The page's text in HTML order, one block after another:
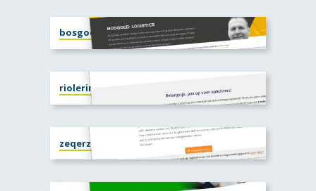
bosgoedlogistics.nl
rioleringspecialisttwello.nl
zeqerz.nl